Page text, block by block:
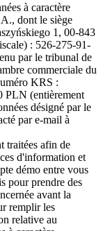
à caractère
dont le siège
1, 00-843
: 526-275-91-
par le tribunal de
commerciale du
KRS :
PLN (entièrement
désigné par le
par e-mail à
traitées afin de
d'information et
démo entre vous
pour prendre des
avant la
remplir les
relative au